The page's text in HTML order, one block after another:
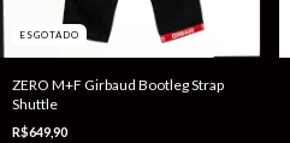
ESGOTADO
ZERO M+F Girbaud Bootleg Strap
Shuttle
R$649,90